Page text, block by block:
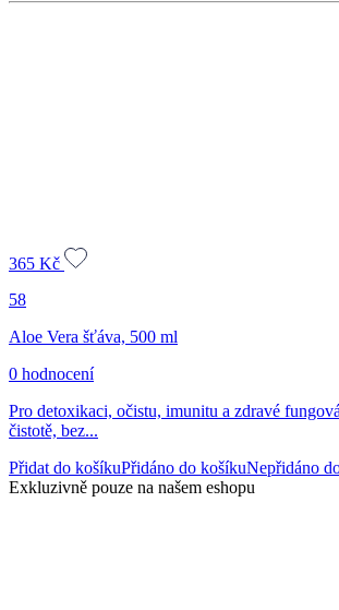
365 Kč
58
Aloe Vera šťáva, 500 ml
0 hodnocení
Pro detoxikaci, očistu, imunitu a zdravé
čistotě, bez...
Přidat do košíkuPřidáno do košíkuNepřidáno
Exkluzivně pouze na našem eshopu